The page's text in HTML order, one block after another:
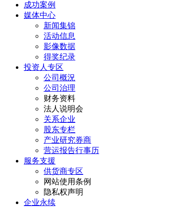
成功案例
媒体中心
新闻集锦
活动信息
影像数据
得奖纪录
投资人专区
公司概況
公司治理
财务资料
法人说明会
关系企业
股东专栏
产业研究券商
营运报告行事历
服务支援
供货商专区
网站使用条例
隐私权声明
企业永续